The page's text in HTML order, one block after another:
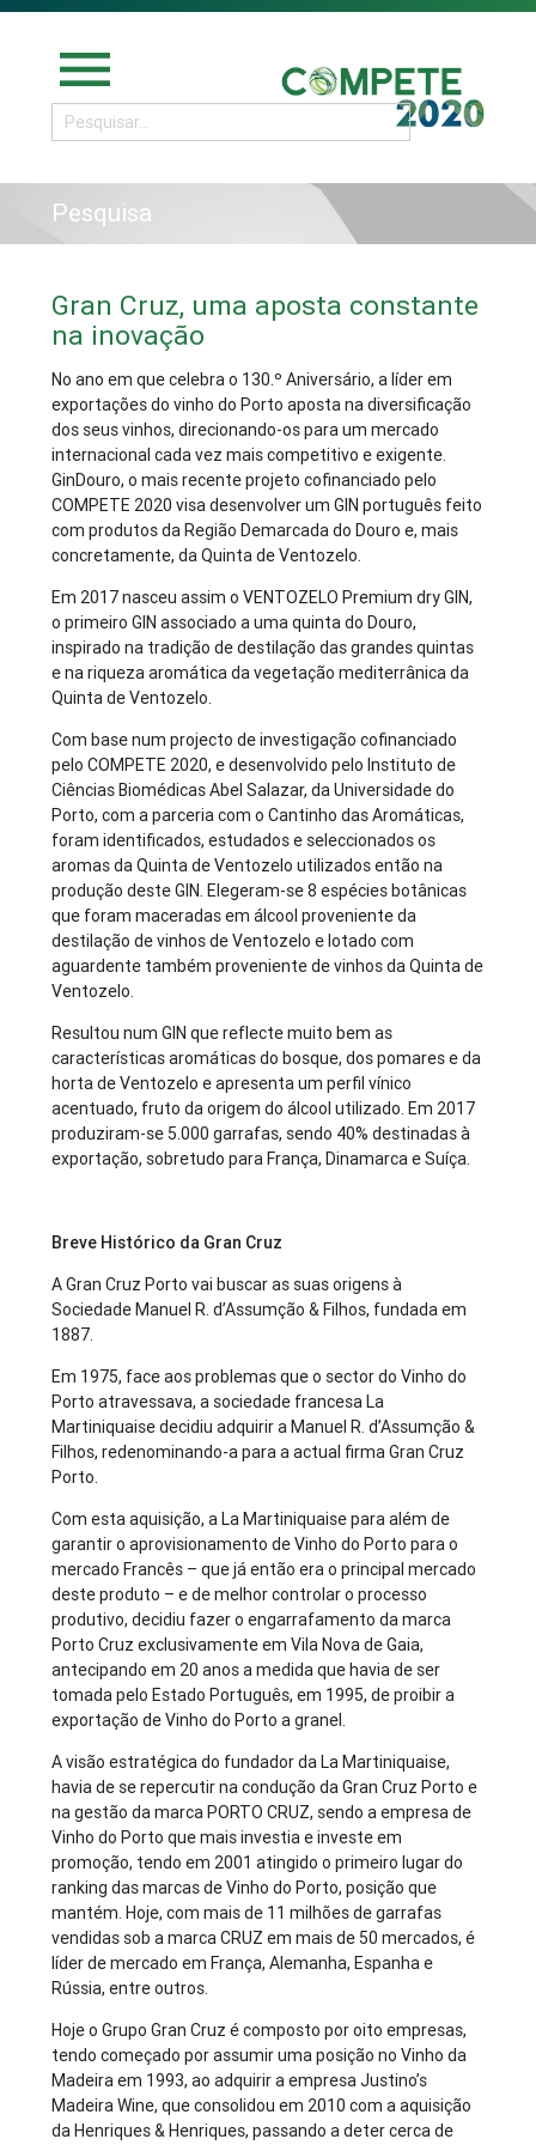
menu
Pesquisa
Gran Cruz, uma aposta constante
na inovação
No ano em que celebra o 130.º Aniversário, a líder em
exportações do vinho do Porto aposta na diversificação
dos seus vinhos, direcionando-os para um mercado
internacional cada vez mais competitivo e exigente.
GinDouro, o mais recente projeto cofinanciado pelo
COMPETE 2020 visa desenvolver um GIN português feito
com produtos da Região Demarcada do Douro e, mais
concretamente, da Quinta de Ventozelo.
Em 2017 nasceu assim o VENTOZELO Premium dry GIN,
o primeiro GIN associado a uma quinta do Douro,
inspirado na tradição de destilação das grandes quintas
e na riqueza aromática da vegetação mediterrânica da
Quinta de Ventozelo.
Com base num projecto de investigação cofinanciado
pelo COMPETE 2020, e desenvolvido pelo Instituto de
Ciências Biomédicas Abel Salazar, da Universidade do
Porto, com a parceria com o Cantinho das Aromáticas,
foram identificados, estudados e seleccionados os
aromas da Quinta de Ventozelo utilizados então na
produção deste GIN. Elegeram-se 8 espécies botânicas
que foram maceradas em álcool proveniente da
destilação de vinhos de Ventozelo e lotado com
aguardente também proveniente de vinhos da Quinta de
Ventozelo.
Resultou num GIN que reflecte muito bem as
características aromáticas do bosque, dos pomares e da
horta de Ventozelo e apresenta um perfil vínico
acentuado, fruto da origem do álcool utilizado. Em 2017
produziram-se 5.000 garrafas, sendo 40% destinadas à
exportação, sobretudo para França, Dinamarca e Suíça.
Breve Histórico da Gran Cruz
A Gran Cruz Porto vai buscar as suas origens à
Sociedade Manuel R. d’Assumção & Filhos, fundada em
1887.
Em 1975, face aos problemas que o sector do Vinho do
Porto atravessava, a sociedade francesa La
Martiniquaise decidiu adquirir a Manuel R. d’Assumção &
Filhos, redenominando-a para a actual firma Gran Cruz
Porto.
Com esta aquisição, a La Martiniquaise para além de
garantir o aprovisionamento de Vinho do Porto para o
mercado Francês – que já então era o principal mercado
deste produto – e de melhor controlar o processo
produtivo, decidiu fazer o engarrafamento da marca
Porto Cruz exclusivamente em Vila Nova de Gaia,
antecipando em 20 anos a medida que havia de ser
tomada pelo Estado Português, em 1995, de proibir a
exportação de Vinho do Porto a granel.
A visão estratégica do fundador da La Martiniquaise,
havia de se repercutir na condução da Gran Cruz Porto e
na gestão da marca PORTO CRUZ, sendo a empresa de
Vinho do Porto que mais investia e investe em
promoção, tendo em 2001 atingido o primeiro lugar do
ranking das marcas de Vinho do Porto, posição que
mantém. Hoje, com mais de 11 milhões de garrafas
vendidas sob a marca CRUZ em mais de 50 mercados, é
líder de mercado em França, Alemanha, Espanha e
Rússia, entre outros.
Hoje o Grupo Gran Cruz é composto por oito empresas,
tendo começado por assumir uma posição no Vinho da
Madeira em 1993, ao adquirir a empresa Justino’s
Madeira Wine, que consolidou em 2010 com a aquisição
da Henriques & Henriques, passando a deter cerca de